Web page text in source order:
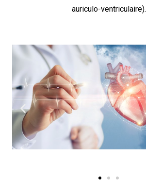
auriculo-ventriculaire).